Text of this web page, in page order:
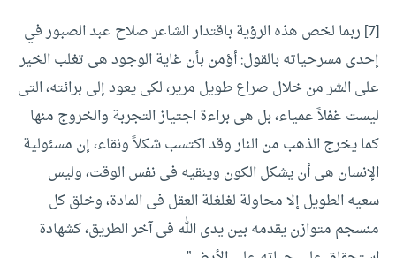
[7] ربما لخص هذه الرؤية باقتدار الشاعر صلاح عبد الصبور في
إحدى مسرحياته بالقول: أؤمن بأن غاية الوجود هى تغلب الخير
على الشر من خلال صراع طويل مرير، لكى يعود إلى برائته، التى
ليست غفلاً عمياء، بل هى براءة اجتياز التجربة والخروج منها
كما يخرج الذهب من النار وقد اكتسب شكلاً ونقاء، إن مسئولية
الإنسان هى أن يشكل الكون وينقيه فى نفس الوقت، وليس
سعيه الطويل إلا محاولة لغلغلة العقل فى المادة، وخلق كل
منسجم متوازن يقدمه بين يدى الله فى آخر الطريق، كشهادة